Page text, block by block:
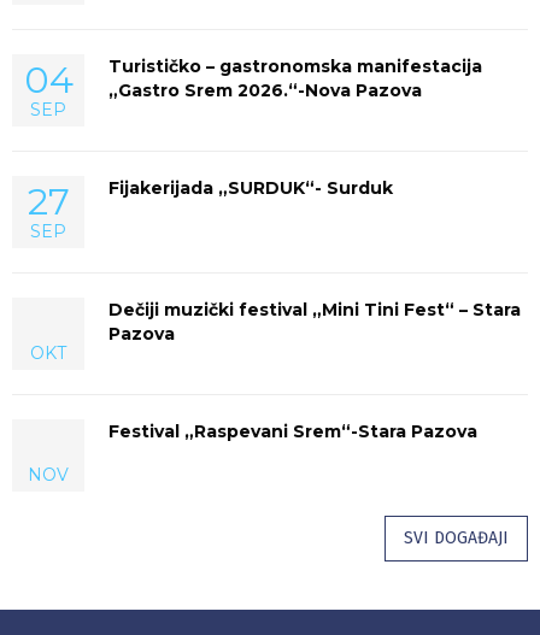
04
SEP
Turističko – gastronomska manifestacija
„Gastro Srem 2026.“-Nova Pazova
27
SEP
Fijakerijada „SURDUK“- Surduk
OKT
Dečiji muzički festival „Mini Tini Fest“ – Stara
Pazova
NOV
Festival „Raspevani Srem“-Stara Pazova
SVI DOGAĐAJI